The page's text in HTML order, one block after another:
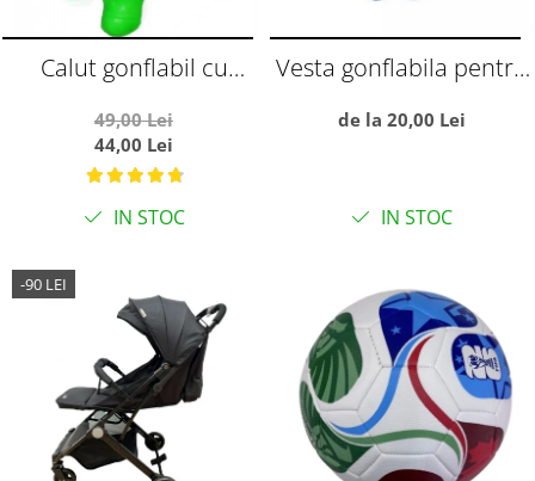
Calut gonflabil cu
49,00 Lei
44,00 Lei
IN STOC
Vesta gonflabila pentru
aer, S albastru
de la 20,00 Lei
IN STOC
-90 LEI